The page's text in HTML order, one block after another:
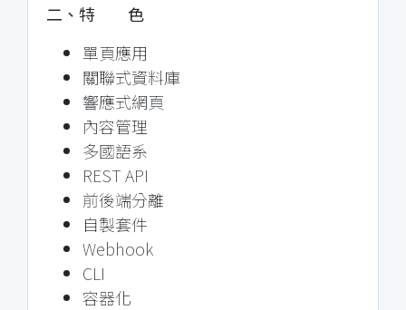
二、特 色
單頁應用
關聯式資料庫
響應式網頁
內容管理
多國語系
REST API
前後端分離
自製套件
Webhook
CLI
容器化